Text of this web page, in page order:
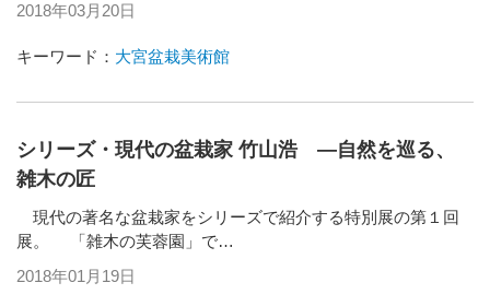
2018年03月20日
キーワード： 大宮盆栽美術館
シリーズ・現代の盆栽家 竹山浩 ―自然を巡る、
雑木の匠
現代の著名な盆栽家をシリーズで紹介する特別展の第１回
展。 「雑木の芙蓉園」で…
2018年01月19日